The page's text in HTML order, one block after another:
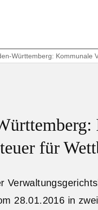
Württemberg: Kommunale
für
28.01.2016 in